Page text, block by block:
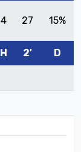
4 27 15%
H 2' D